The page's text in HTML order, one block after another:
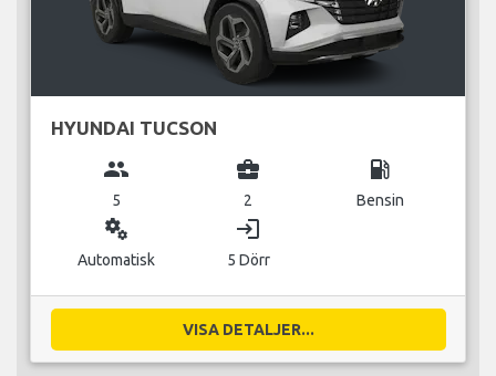
HYUNDAI TUCSON
group
5
business_center
2
local_gas_station
Bensin
miscellaneous_services
Automatisk
login
5 Dörr
VISA DETALJER...